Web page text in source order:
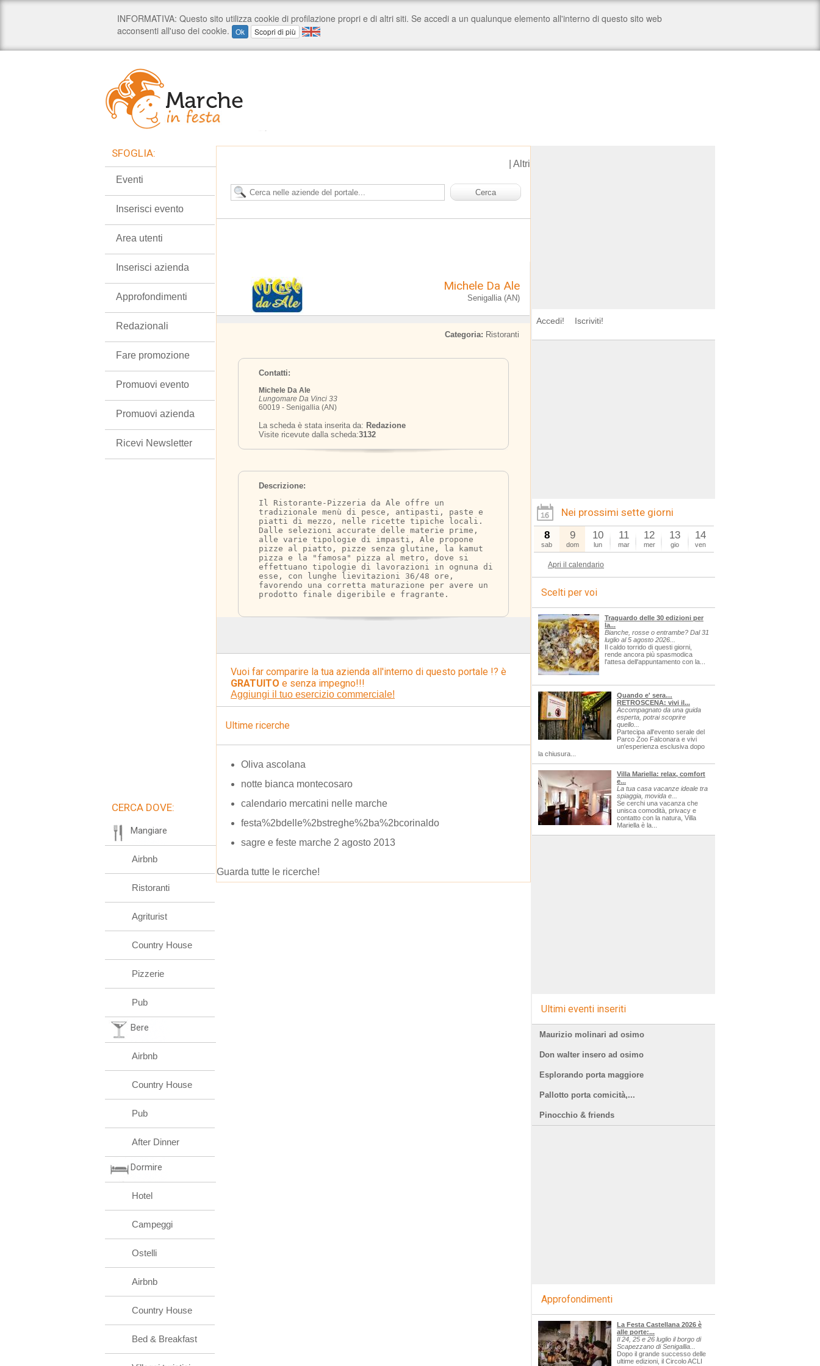
Altri
Michele Da Ale
Senigallia (AN)
Categoria: Ristoranti
Contatti:
Michele Da Ale
Lungomare Da Vinci 33
60019 - Senigallia (AN)
La scheda è stata inserita da: Redazione
Visite ricevute dalla scheda:3132
Descrizione:
Il Ristorante-Pizzeria da Ale offre un
tradizionale menù di pesce, antipasti, paste e
piatti di mezzo, nelle ricette tipiche locali.
Dalle selezioni accurate delle materie prime,
alle varie tipologie di impasti, Ale propone
pizze al piatto, pizze senza glutine, la kamut
pizza e la "famosa" pizza al metro, dove si
effettuano tipologie di lavorazioni in ognuna di
esse, con lunghe lievitazioni 36/48 ore,
favorendo una corretta maturazione per avere un
prodotto finale digeribile e fragrante.
Vuoi far comparire la tua azienda all'interno di questo portale !? è
GRATUITO e senza impegno!!!
Aggiungi il tuo esercizio commerciale!
Ultime ricerche
Oliva ascolana
notte bianca montecosaro
calendario mercatini nelle marche
festa%2bdelle%2bstreghe%2ba%2bcorinaldo
sagre e feste marche 2 agosto 2013
Guarda tutte le ricerche!
SFOGLIA:
Eventi
Inserisci evento
Area utenti
Inserisci azienda
Approfondimenti
Redazionali
Fare promozione
Promuovi evento
Promuovi azienda
Ricevi Newsletter
CERCA DOVE:
Mangiare
Airbnb
Ristoranti
Agriturist
Country House
Pizzerie
Pub
Bere
Airbnb
Country House
Pub
After Dinner
Dormire
Hotel
Campeggi
Ostelli
Airbnb
Country House
Bed & Breakfast
Accedi! Iscriviti!
Nei prossimi sette giorni
8
sab
9
dom
10
lun
11
mar
12
mer
13
gio
14
ven
Apri il calendario
Scelti per voi
Traguardo delle 30 edizioni per
la...
Bianche, rosse o entrambe? Dal 31
luglio al 5 agosto 2026...
Il caldo torrido di questi giorni,
rende ancora più spasmodica
l'attesa dell'appuntamento con la...
Quando e' sera…
RETROSCENA: vivi il...
Accompagnato da una guida
esperta, potrai scoprire
quello...
Partecipa all'evento serale del
Parco Zoo Falconara e vivi
un'esperienza esclusiva dopo
la chiusura...
Villa Mariella: relax, comfort
e...
La tua casa vacanze ideale tra
spiaggia, movida e...
Se cerchi una vacanza che
unisca comodità, privacy e
contatto con la natura, Villa
Mariella è la...
Ultimi eventi inseriti
Maurizio molinari ad osimo
Don walter insero ad osimo
Esplorando porta maggiore
Pallotto porta comicità,...
Pinocchio & friends
Approfondimenti
La Festa Castellana 2026 è
alle porte:...
Il 24, 25 e 26 luglio il borgo di
Scapezzano di Senigallia...
Dopo il grande successo delle
ultime edizioni, il Circolo ACLI